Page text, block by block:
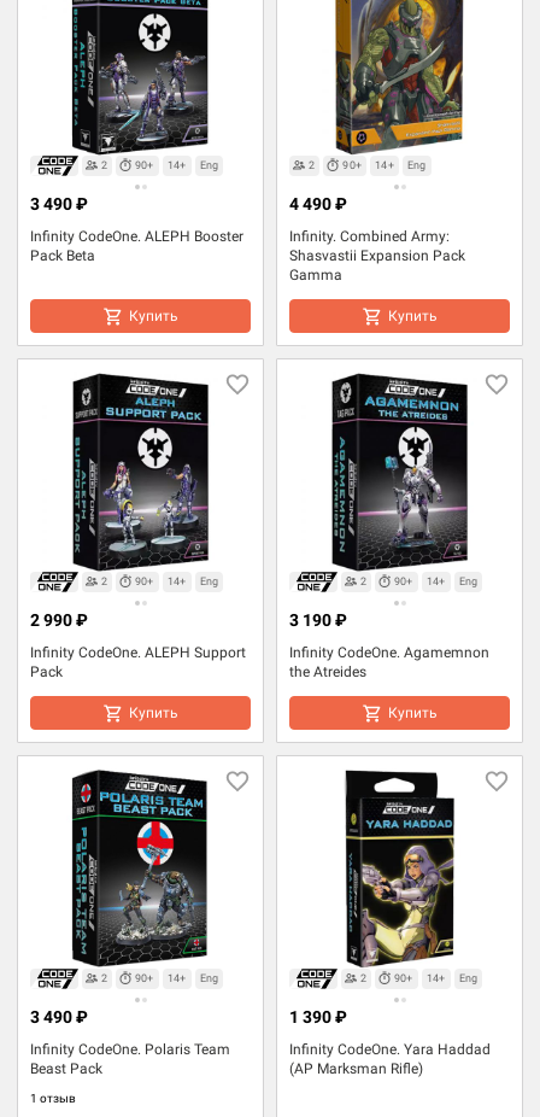
2 90+ 14+ Eng
Infinity CodeOne. ALEPH Booster
Pack Beta
3 490 ₽
Купить
2 90+ 14+ Eng
Infinity. Combined Army:
Shasvastii Expansion Pack
Gamma
4 490 ₽
Купить
2 90+ 14+ Eng
Infinity CodeOne. ALEPH Support
Pack
2 990 ₽
Купить
2 90+ 14+ Eng
Infinity CodeOne. Agamemnon
the Atreides
3 190 ₽
Купить
2 90+ 14+ Eng
Infinity CodeOne. Polaris Team
Beast Pack
1 отзыв
3 490 ₽
2 90+ 14+ Eng
Infinity CodeOne. Yara Haddad
(AP Marksman Rifle)
1 390 ₽